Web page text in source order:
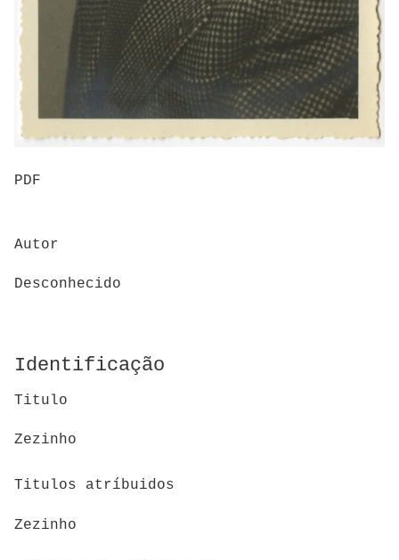
PDF
Autor
Desconhecido
Identificação
Titulo
Zezinho
Titulos atríbuidos
Zezinho